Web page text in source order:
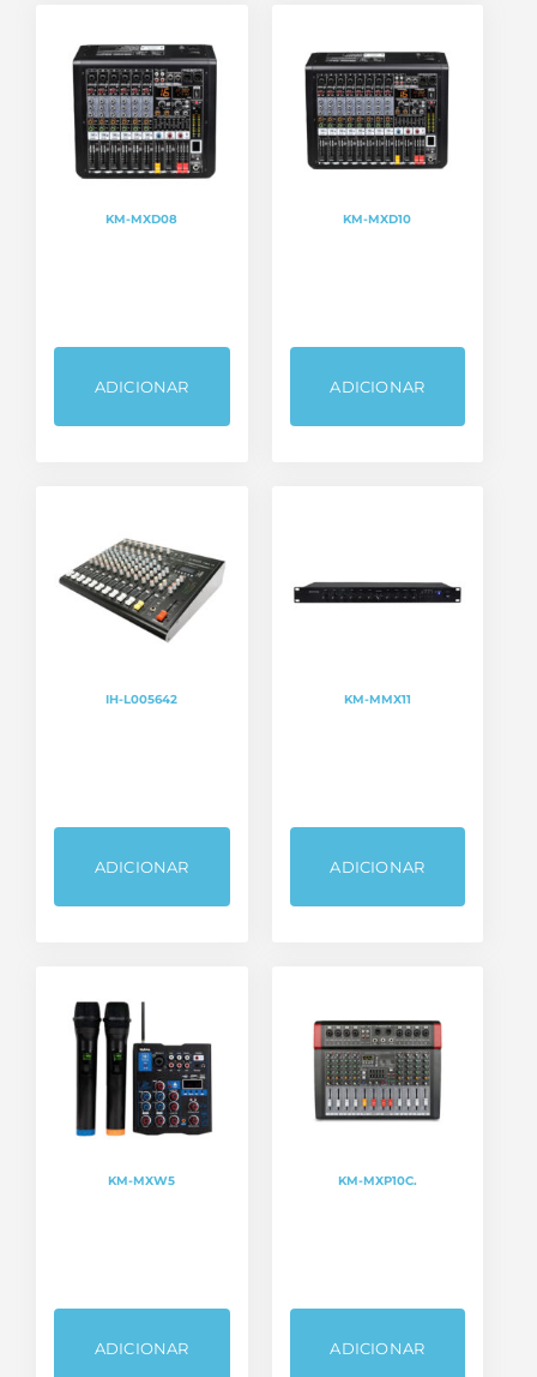
KM-MXD08
ADICIONAR
KM-MXD10
ADICIONAR
IH-L005642
ADICIONAR
KM-MMX11
ADICIONAR
KM-MXW5
ADICIONAR
KM-MXP10C.
ADICIONAR